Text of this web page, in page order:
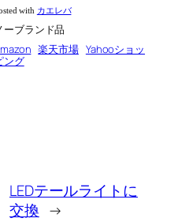
with カエレバ
ーブランド品
楽天市場 Yahooショッ
ング
LEDテールライトに
交換 →